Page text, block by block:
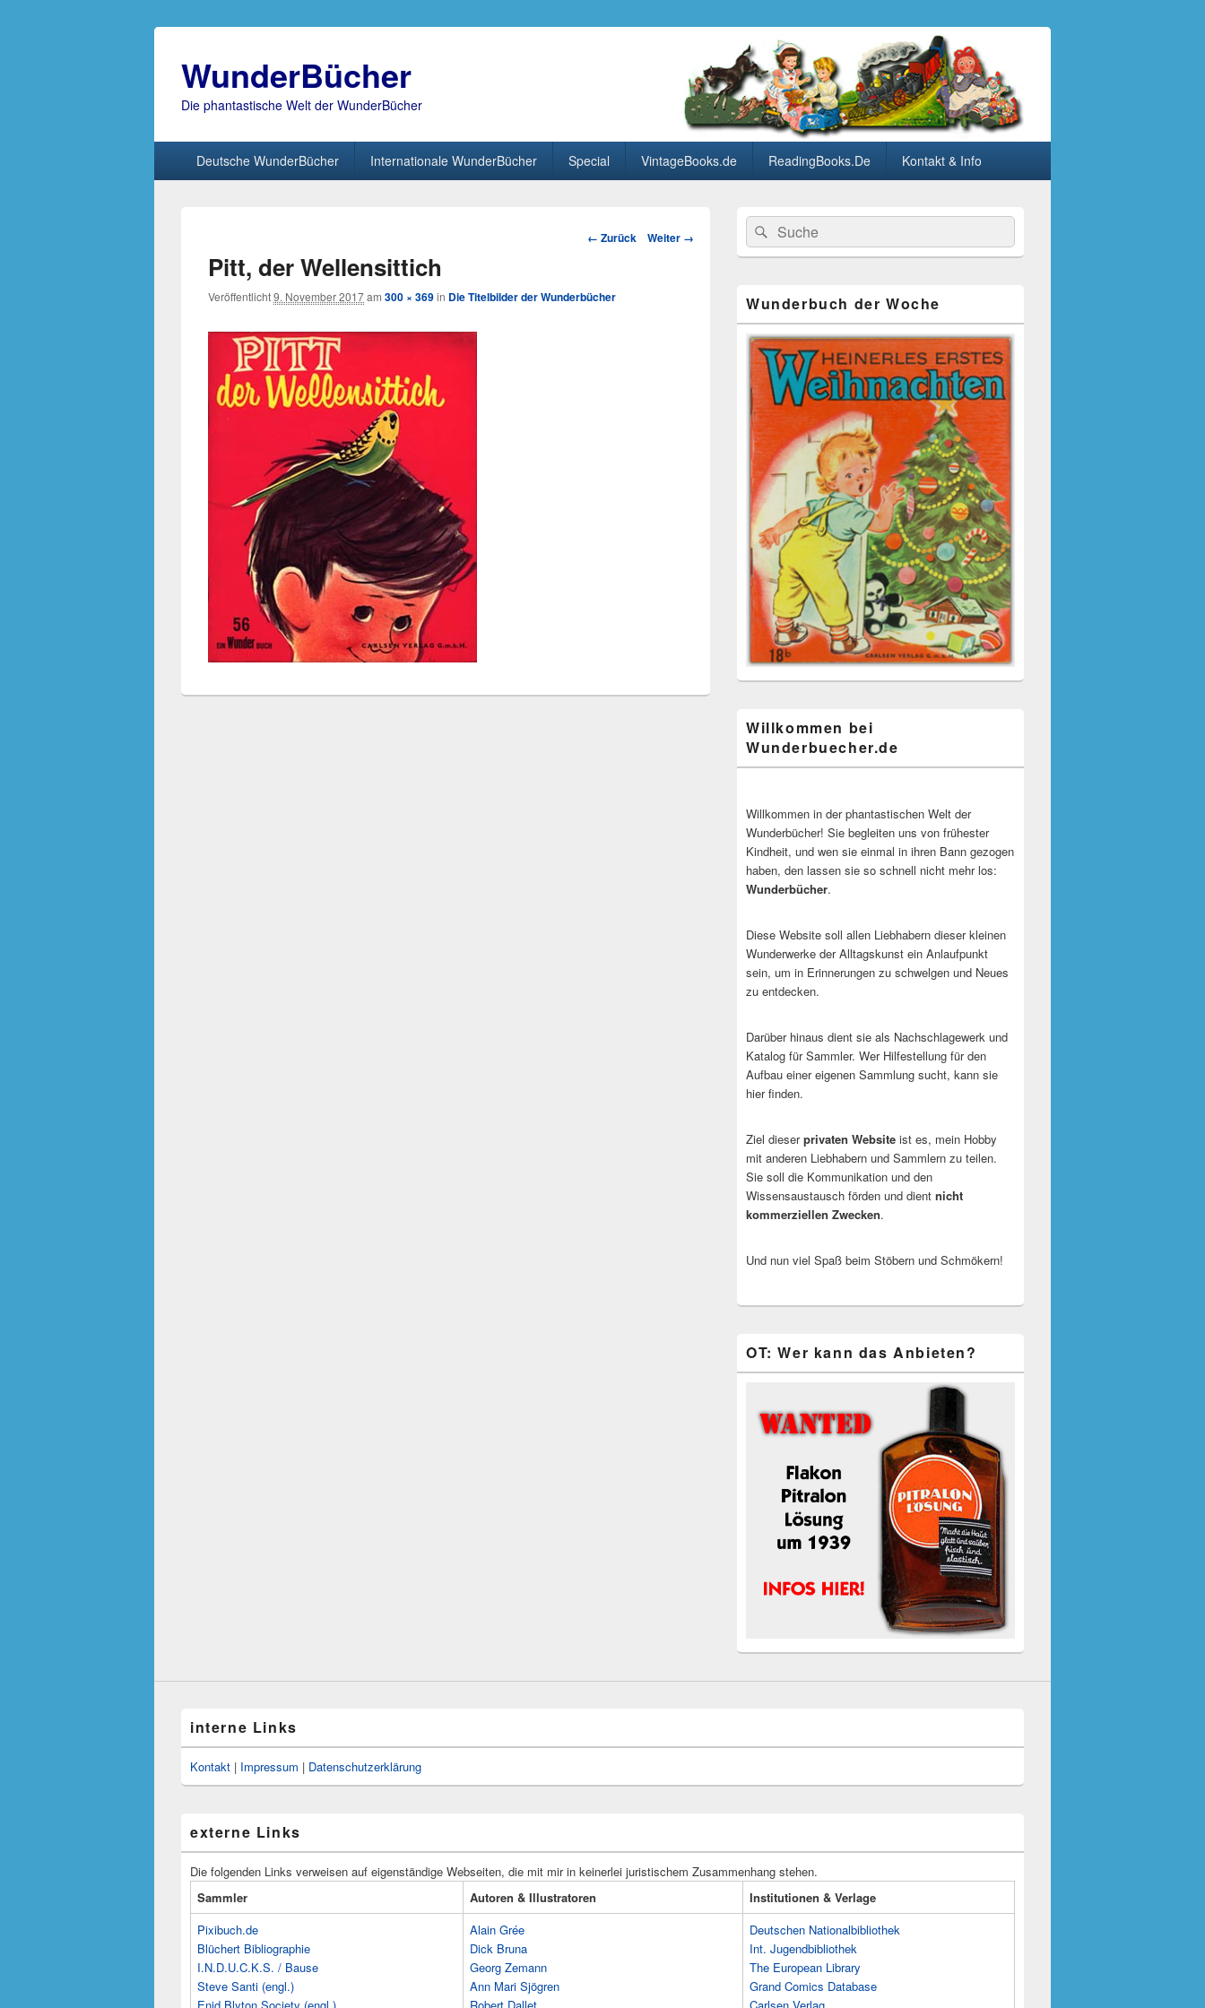
WunderBücher
Die phantastische Welt der WunderBücher
Deutsche WunderBücher Internationale WunderBücher Special VintageBooks.de ReadingBooks.De Kontakt & Info
Bild-
← Zurück Weiter →
Pitt, der Wellensittich
Veröffentlicht9. November 2017am 300 × 369in Die Titelbilder der Wunderbücher
Primärer
Seitenleisten
Widget-
Bereich
Search
for:
Suche
Wunderbuch der Woche
Willkommen bei
Wunderbuecher.de
Willkommen in der phantastischen Welt der
Wunderbücher! Sie begleiten uns von frühester
Kindheit, und wen sie einmal in ihren Bann gezogen
haben, den lassen sie so schnell nicht mehr los:
Wunderbücher.
Diese Website soll allen Liebhabern dieser kleinen
Wunderwerke der Alltagskunst ein Anlaufpunkt
sein, um in Erinnerungen zu schwelgen und Neues
zu entdecken.
Darüber hinaus dient sie als Nachschlagewerk und
Katalog für Sammler. Wer Hilfestellung für den
Aufbau einer eigenen Sammlung sucht, kann sie
hier finden.
Ziel dieserprivaten Website ist es, mein Hobby
mit anderen Liebhabern und Sammlern zu teilen.
Sie soll die Kommunikation und den
Wissensaustausch förden und dient nicht
kommerziellen Zwecken.
Und nun viel Spaß beim Stöbern und Schmökern!
OT: Wer kann das Anbieten?
interne Links
Kontakt | Impressum | Datenschutzerklärung
externe Links
Die folgenden Links verweisen auf eigenständige Webseiten, die mit mir in keinerlei juristischem Zusammenhang stehen.
Sammler
Autoren & Illustratoren
Institutionen & Verlage
Pixibuch.de
Blüchert Bibliographie
I.N.D.U.C.K.S. / Bause
Steve Santi (engl.)
Alain Grée
Dick Bruna
Georg Zemann
Ann Mari Sjögren
Deutschen Nationalbibliothek
Int. Jugendbibliothek
The European Library
Grand Comics Database